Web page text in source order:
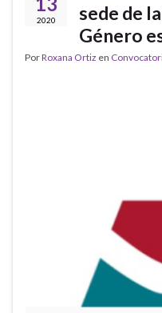
2020
sede de
Género
PorRoxana Ortiz en